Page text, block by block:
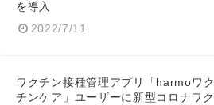
を導入
2022/7/11
ワクチン接種管理アプリ「harmoワク
チンケア」ユーザーに新型コロナワク